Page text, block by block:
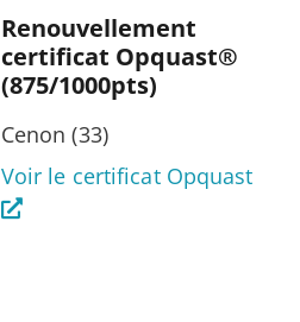
Renouvellement
certificat Opquast®
(875/1000pts)
Cenon (33)
Voir le certificat Opquast